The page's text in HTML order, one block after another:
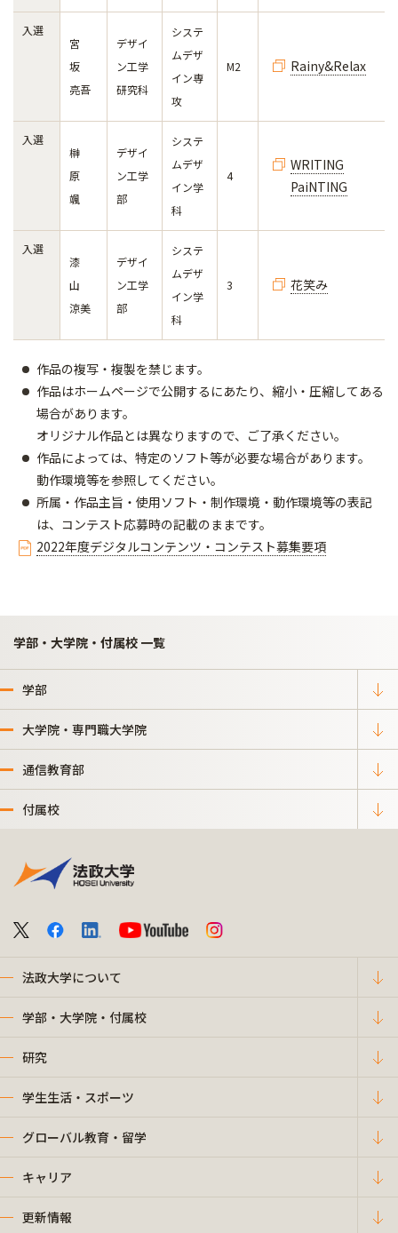
入選
宮
坂
亮吾
デザイ
ン工学
研究科
システ
ムデザ
イン専
攻
M2 Rainy&Relax
入選
榊
原
颯
デザイ
ン工学
部
システ
ムデザ
イン学
科
4
WRITING
PaiNTING
入選
漆
山
涼美
デザイ
ン工学
部
システ
ムデザ
イン学
科
3 花笑み
作品の複写・複製を禁じます。
作品はホームページで公開するにあたり、縮小・圧縮してある
場合があります。
オリジナル作品とは異なりますので、ご了承ください。
作品によっては、特定のソフト等が必要な場合があります。
動作環境等を参照してください。
所属・作品主旨・使用ソフト・制作環境・動作環境等の表記
は、コンテスト応募時の記載のままです。
2022年度デジタルコンテンツ・コンテスト募集要項
学部・大学院・付属校 一覧
学部
大学院・専門職大学院
通信教育部
付属校
法政大学について
学部・大学院・付属校
研究
学生生活・スポーツ
グローバル教育・留学
キャリア
更新情報